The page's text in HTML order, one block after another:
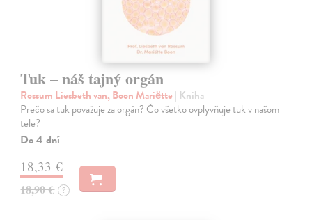
Tuk – náš tajný orgán
Rossum Liesbeth van, Boon Mariëtte | Kniha
Prečo sa tuk považuje za orgán? Čo všetko ovplyvňuje tuk v našom
tele?
Do 4 dní
18,33 €
18,90 € ?